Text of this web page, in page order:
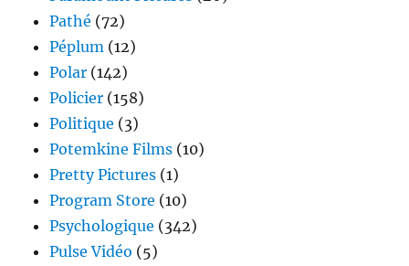
Pathé (72)
Péplum (12)
Polar (142)
Policier (158)
Politique (3)
Potemkine Films (10)
Pretty Pictures (1)
Program Store (10)
Psychologique (342)
Pulse Vidéo (5)